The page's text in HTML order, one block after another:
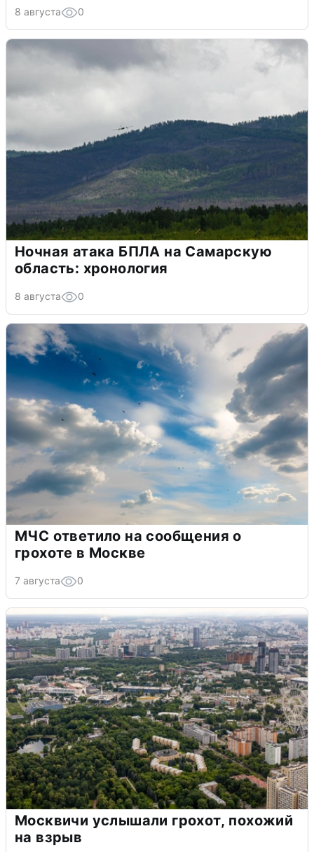
8 августа 0
Ночная атака БПЛА на Самарскую
область: хронология
8 августа 0
МЧС ответило на сообщения о
грохоте в Москве
7 августа 0
Москвичи услышали грохот, похожий
на взрыв